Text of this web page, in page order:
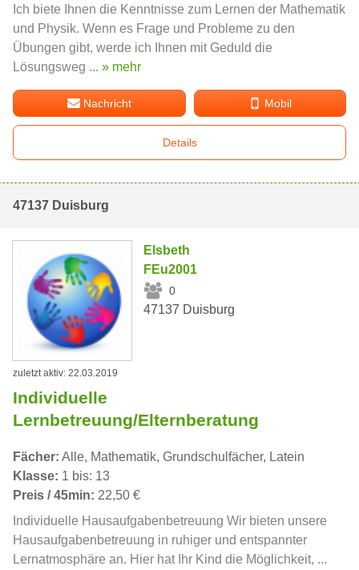
Ich biete Ihnen die Kenntnisse zum Lernen der Mathematik
und Physik. Wenn es Frage und Probleme zu den
Übungen gibt, werde ich Ihnen mit Geduld die
Lösungsweg ... » mehr
Nachricht Mobil
Details
47137 Duisburg
Elsbeth
FEu2001
0
47137 Duisburg
zuletzt aktiv: 22.03.2019
Individuelle
Lernbetreuung/Elternberatung
Fächer: Alle, Mathematik, Grundschulfächer, Latein
Klasse: 1 bis: 13
Preis / 45min: 22,50 €
Individuelle Hausaufgabenbetreuung Wir bieten unsere
Hausaufgabenbetreuung in ruhiger und entspannter
Lernatmosphäre an. Hier hat Ihr Kind die Möglichkeit, ...